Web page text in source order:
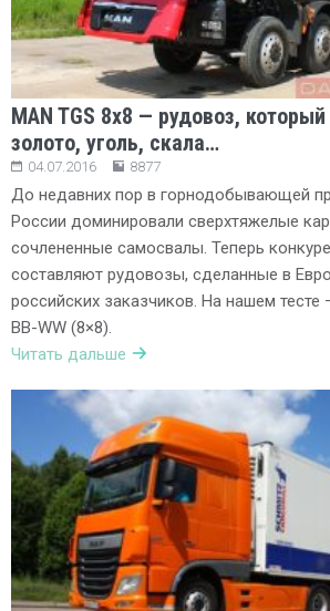
MAN TGS 8х8 — рудовоз,
золото, уголь, скала…
04.07.2016 8877
До недавних пор в горнодобывающей
России доминировали сверхтяжелые
сочлененные самосвалы. Теперь
составляют рудовозы, сделанные в
российских заказчиков. На нашем тесте
BB-WW (8×8).
Читать дальше